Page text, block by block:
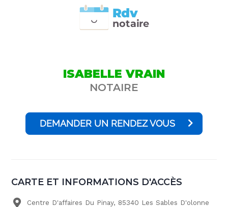
notaire
Rdv
ISABELLE VRAIN
NOTAIRE
DEMANDER UN RENDEZ VOUS
CARTE ET INFORMATIONS D'ACCÈS
Centre D'affaires Du Pinay, 85340 Les Sables D'olonne